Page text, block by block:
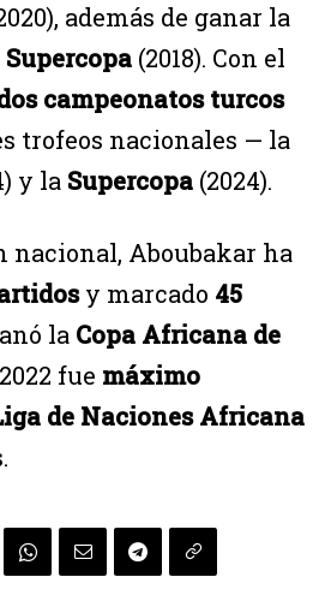
además de ganar la
Supercopa (2018). Con el
campeonatos turcos
trofeos nacionales — la
y la Supercopa (2024).
nacional, Aboubakar ha
y marcado 45
la Copa Africana de
fue máximo
de Naciones Africana